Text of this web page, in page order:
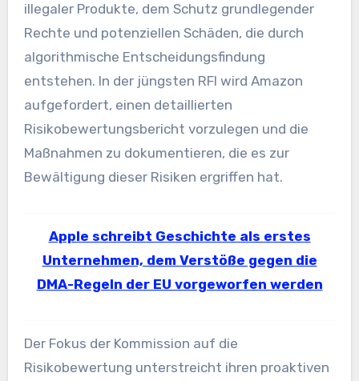
illegaler Produkte, dem Schutz grundlegender
Rechte und potenziellen Schäden, die durch
algorithmische Entscheidungsfindung
entstehen. In der jüngsten RFI wird Amazon
aufgefordert, einen detaillierten
Risikobewertungsbericht vorzulegen und die
Maßnahmen zu dokumentieren, die es zur
Bewältigung dieser Risiken ergriffen hat.
Apple schreibt Geschichte als erstes
Unternehmen, dem Verstöße gegen die
DMA-Regeln der EU vorgeworfen werden
Der Fokus der Kommission auf die
Risikobewertung unterstreicht ihren proaktiven